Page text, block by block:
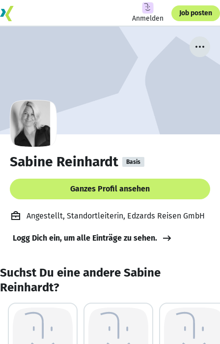
Anmelden
Job posten
Sabine Reinhardt Basis
Ganzes Profil ansehen
Angestellt, Standortleiterin, Edzards Reisen GmbH
Logg Dich ein, um alle Einträge zu sehen.
Suchst Du eine andere Sabine
Reinhardt?